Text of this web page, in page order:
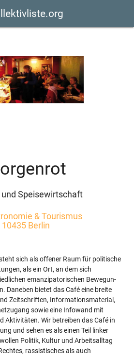
und Speisewirtschaft
& Tourismus
10435 Berlin
sich als offener Raum für politische
als ein Ort, an dem sich
emanzipatorischen Bewe­gun­
Daneben bietet das Café eine breite
Zeitschriften, Informa­tionsma­terial,
sowie eine Infowand mit
Aktivitäten. Wir betreiben das Café in
und sehen es als ei­nen Teil linker
Politik, Kultur und Arbeits­alltag
rassistisches als auch